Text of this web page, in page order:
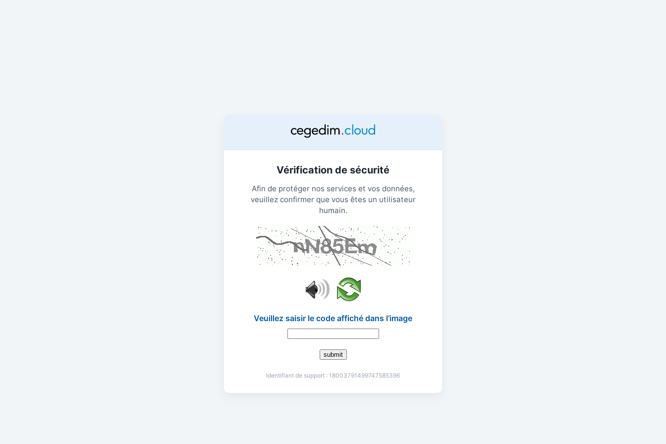
Vérification de sécurité
Afin de protéger nos services et vos données,
veuillez confirmer que vous êtes un utilisateur
humain.
Veuillez saisir le code affiché dans l’image
submit
Identifiant de support : 18003791499747585396